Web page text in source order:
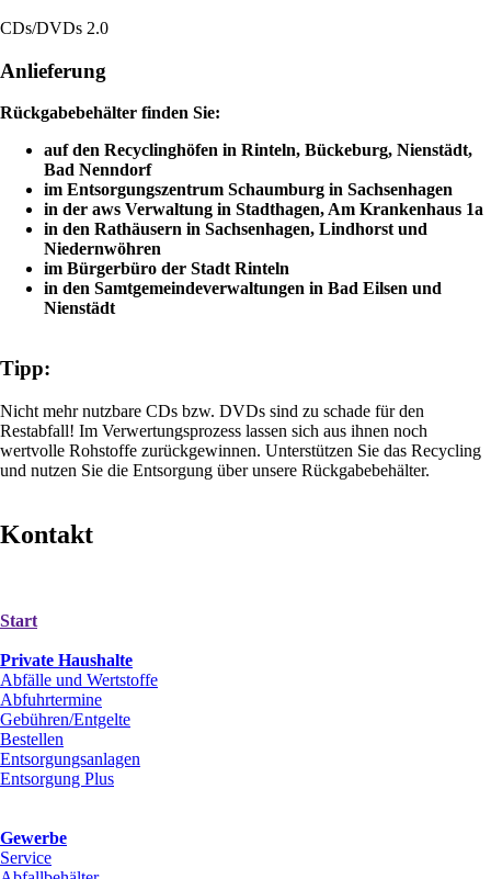
CDs/DVDs 2.0
Anlieferung
Rückgabebehälter finden Sie:
auf den Recyclinghöfen in Rinteln, Bückeburg, Nienstädt,
Bad Nenndorf
im Entsorgungszentrum Schaumburg in Sachsenhagen
in der aws Verwaltung in Stadthagen, Am Krankenhaus 1a
in den Rathäusern in Sachsenhagen, Lindhorst und
Niedernwöhren
im Bürgerbüro der Stadt Rinteln
in den Samtgemeindeverwaltungen in Bad Eilsen und
Nienstädt
Tipp:
Nicht mehr nutzbare CDs bzw. DVDs sind zu schade für den
Restabfall! Im Verwertungsprozess lassen sich aus ihnen noch
wertvolle Rohstoffe zurückgewinnen. Unterstützen Sie das Recycling
und nutzen Sie die Entsorgung über unsere Rückgabebehälter.
Kontakt
Start
Private Haushalte
Abfälle und Wertstoffe
Abfuhrtermine
Gebühren/Entgelte
Bestellen
Entsorgungsanlagen
Entsorgung Plus
Gewerbe
Service